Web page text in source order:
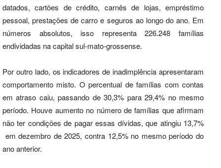
datados, cartões de crédito, carnês de lojas, empréstimo
pessoal, prestações de carro e seguros ao longo do ano. Em
números absolutos, isso representa 226.248 famílias
endividadas na capital sul-mato-grossense.
Por outro lado, os indicadores de inadimplência apresentaram
comportamento misto. O percentual de famílias com contas
em atraso caiu, passando de 30,3% para 29,4% no mesmo
período. Houve aumento no número de famílias que afirmam
não ter condições de pagar essas dívidas, que atingiu 13,7%
em dezembro de 2025, contra 12,5% no mesmo período do
ano anterior.